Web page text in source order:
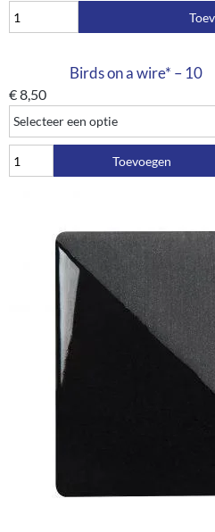
Birds on a wire* – 10
€8,50
Toevoegen